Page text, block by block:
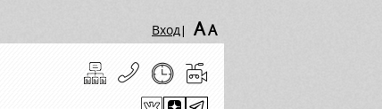
Вход| AA